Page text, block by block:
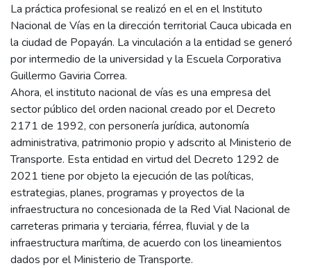
La práctica profesional se realizó en el en el Instituto
Nacional de Vías en la dirección territorial Cauca ubicada en
la ciudad de Popayán. La vinculación a la entidad se generó
por intermedio de la universidad y la Escuela Corporativa
Guillermo Gaviria Correa.
Ahora, el instituto nacional de vías es una empresa del
sector público del orden nacional creado por el Decreto
2171 de 1992, con personería jurídica, autonomía
administrativa, patrimonio propio y adscrito al Ministerio de
Transporte. Esta entidad en virtud del Decreto 1292 de
2021 tiene por objeto la ejecución de las políticas,
estrategias, planes, programas y proyectos de la
infraestructura no concesionada de la Red Vial Nacional de
carreteras primaria y terciaria, férrea, fluvial y de la
infraestructura marítima, de acuerdo con los lineamientos
dados por el Ministerio de Transporte.